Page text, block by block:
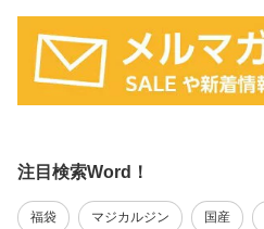
注目検索Word！
福袋 マジカルジン 国産